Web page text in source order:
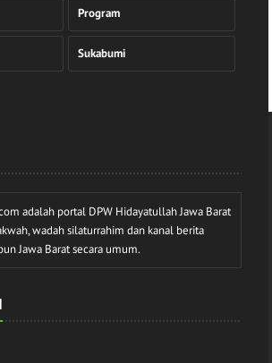
Program
Sukabumi
adalah portal DPW Hidayatullah Jawa Barat
wadah silaturrahim dan kanal berita
Jawa Barat secara umum.